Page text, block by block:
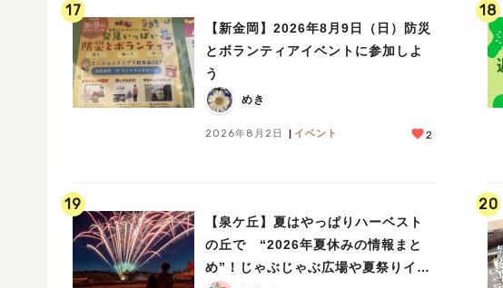
17
【新金岡】2026年8月9日（日）防災
とボランティアイベントに参加しよ
う
めき
2026年8月2日 イベント 2
18
19
【泉ケ丘】夏はやっぱりハーベスト
の丘で “2026年夏休みの情報まと
め”！じゃぶじゃぶ広場や夏祭りイベ
20